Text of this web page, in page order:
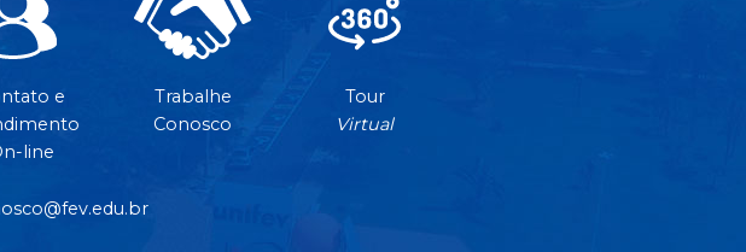
e
line
Trabalhe
Conosco
Tour
Virtual